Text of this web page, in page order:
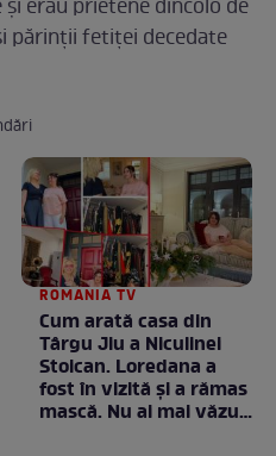
erau prietene dincolo de
părinții fetiței decedate
ROMANIA TV
Cum arată casa din
Târgu Jiu a Niculinei
Stoican. Loredana a
fost în vizită și a rămas
mască. Nu ai mai văzut